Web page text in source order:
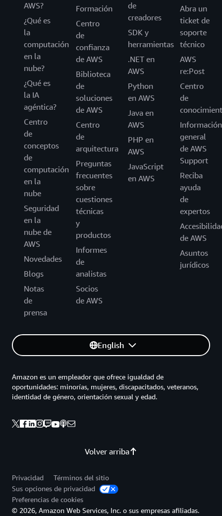
AWS?
¿Qué es
la
computación
en la
nube?
¿Qué es
la IA
agéntica?
Centro
de
conceptos
de
computación
en la
nube
Seguridad
en la
nube de
AWS
Novedades
Blogs
Notas
de
prensa
Formación
Centro
de
confianza
de AWS
Biblioteca
de
soluciones
de AWS
Centro
de
arquitectura
Preguntas
frecuentes
sobre
cuestiones
técnicas
y
productos
Informes
de
analistas
Socios
de AWS
de
creadores
SDK y
herramientas
.NET en
AWS
Python
en AWS
Java en
AWS
PHP en
AWS
JavaScript
en AWS
Abra un
ticket de
soporte
técnico
AWS
re:Post
Centro
de
Información
general
de AWS
Support
Reciba
ayuda
de
expertos
de AWS
Asuntos
jurídicos
English
Volver arriba
Amazon es un empleador que ofrece igualdad de
oportunidades: minorías, mujeres, discapacitados, veteranos,
identidad de género, orientación sexual y edad.
Privacidad
Términos del sitio
Sus opciones de privacidad
Preferencias de cookies
© 2026, Amazon Web Services, Inc. o sus empresas afiliadas.